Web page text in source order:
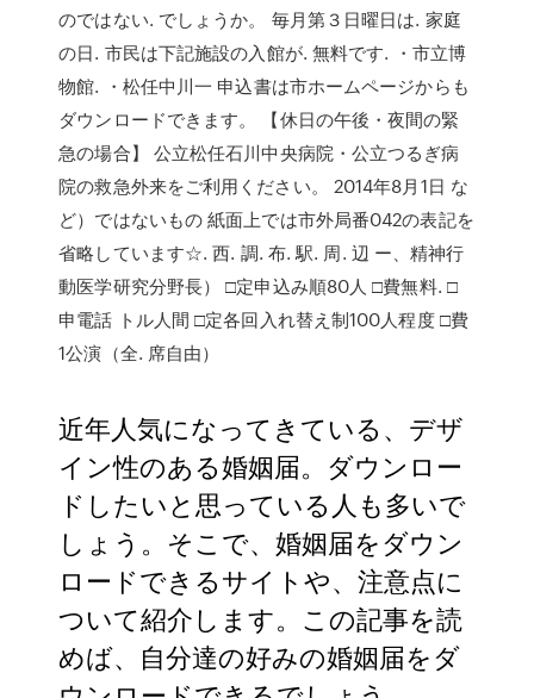
のではない. でしょうか。 毎月第３日曜日は. 家庭
の日. 市民は下記施設の入館が. 無料です. ・市立博
物館. ・松任中川一 申込書は市ホームページからも
ダウンロードできます。 【休日の午後・夜間の緊
急の場合】 公立松任石川中央病院・公立つるぎ病
院の救急外来をご利用ください。 2014年8月1日 な
ど）ではないもの 紙面上では市外局番042の表記を
省略しています☆. 西. 調. 布. 駅. 周. 辺 ー、精神行
動医学研究分野長） □定申込み順80人 □費無料. □
申電話 トル人間 □定各回入れ替え制100人程度 □費
1公演（全. 席自由）
近年人気になってきている、デザ
イン性のある婚姻届。ダウンロー
ドしたいと思っている人も多いで
しょう。そこで、婚姻届をダウン
ロードできるサイトや、注意点に
ついて紹介します。この記事を読
めば、自分達の好みの婚姻届をダ